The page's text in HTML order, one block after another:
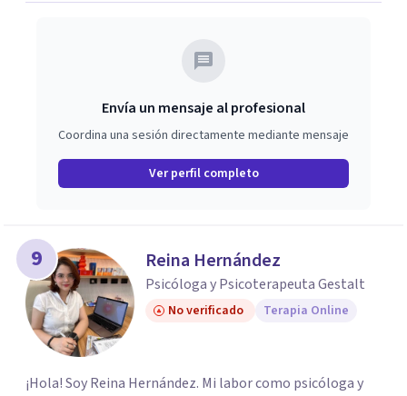
Envía un mensaje al profesional
Coordina una sesión directamente mediante mensaje
Ver perfil completo
9 Reina Hernández
Psicóloga y Psicoterapeuta Gestalt
No verificado Terapia Online
¡Hola! Soy Reina Hernández. Mi labor como psicóloga y